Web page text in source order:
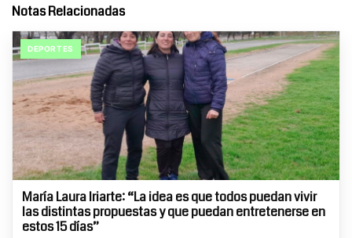
Notas Relacionadas
DEPORTES
María Laura Iriarte: “La idea es que todos puedan vivir
las distintas propuestas y que puedan entretenerse en
estos 15 días”